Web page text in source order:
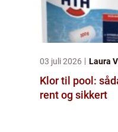
03 juli 2026 Laura
Klor til pool:
rent og sikkert